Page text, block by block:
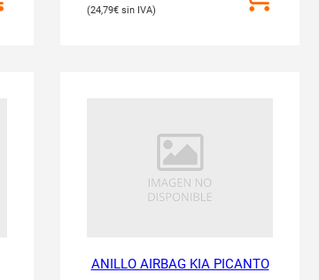
24,79€
ANILLO AIRBAG KIA PICANTO